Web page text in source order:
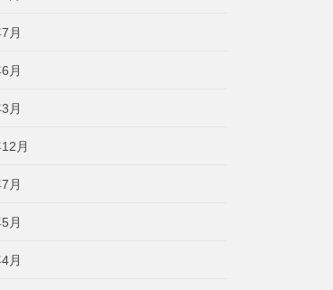
月
月
月
月
月
月
月